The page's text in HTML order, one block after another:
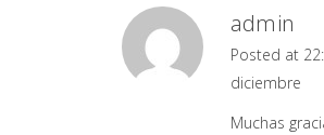
admin
Posted at
diciembre
Muchas